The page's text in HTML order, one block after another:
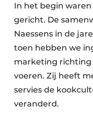
In het begin
gericht. De
Naessens in de
toen hebben we
marketing richting
voeren. Zij heeft
servies de
veranderd.